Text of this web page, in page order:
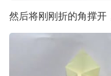
然后将刚刚折的角撑开